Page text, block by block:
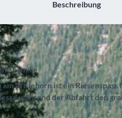
Beschreibung
Familie
Wiriehorn ist ein
während der Abfahrt den